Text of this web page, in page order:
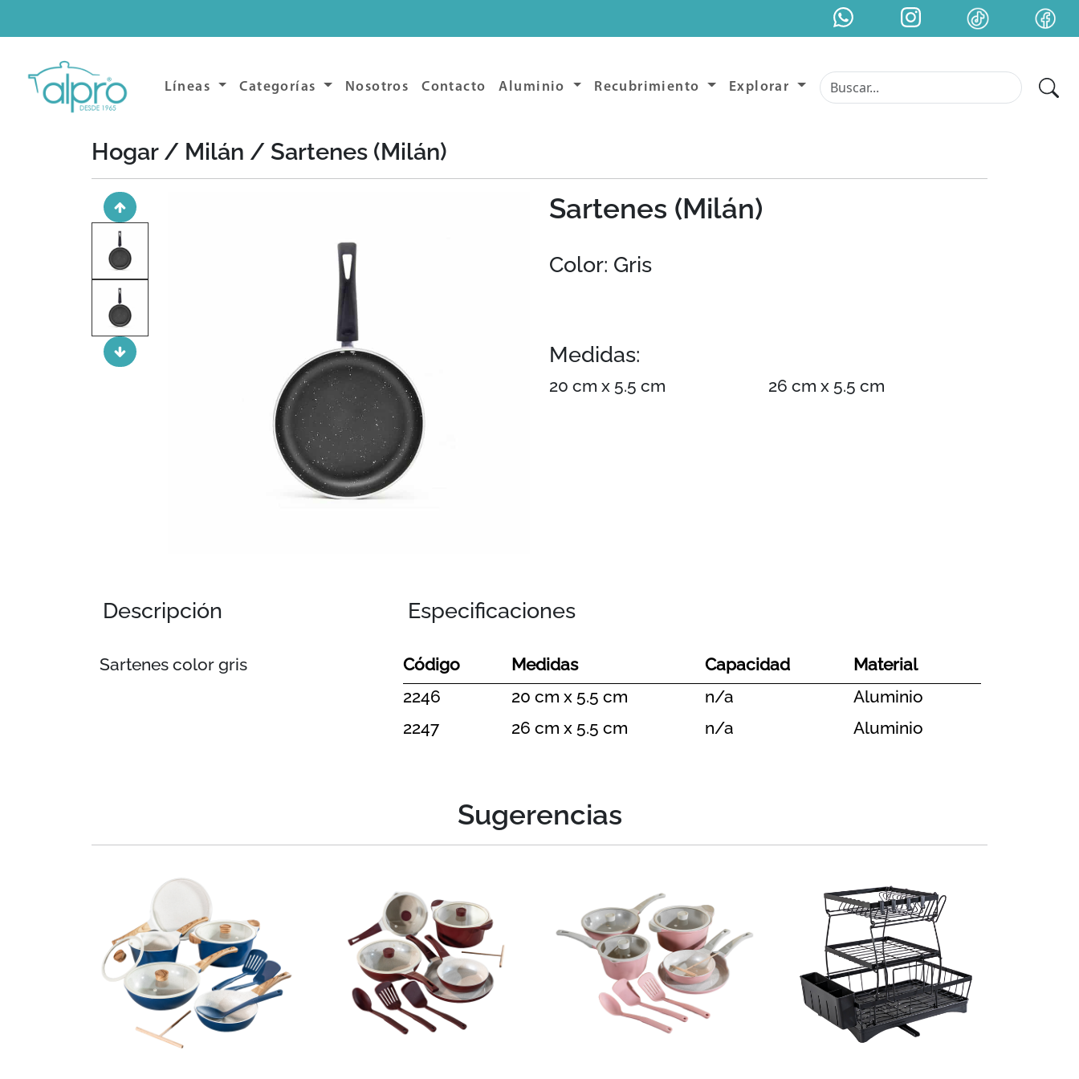
Líneas Categorías Nosotros Contacto Aluminio Recubrimiento Explorar
Hogar / Milán / Sartenes (Milán)
Sartenes (Milán)
Color: Gris
Medidas:
20 cm x 5.5 cm 26 cm x 5.5 cm
Descripción
Sartenes color gris
Especificaciones
Código Medidas Capacidad
Material
2246
20 cm x 5.5 cm n/a
Aluminio
2247
26 cm x 5.5 cm n/a Aluminio
Sugerencias